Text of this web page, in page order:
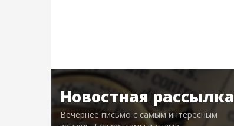
Новостная рассылка
Вечернее письмо с самым интересным